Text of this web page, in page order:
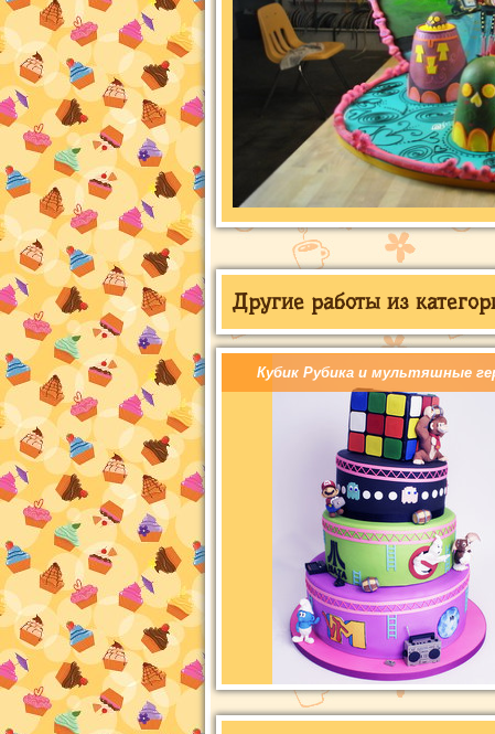
Другие работы из
Кубик Рубика и мультяшные